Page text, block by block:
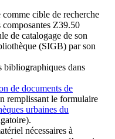
cible de recherche
Z39.50
de catalogage de son
(SIGB) par son
bibliographiques dans
de documents de
remplissant le formulaire
urbaines du
nécessaires à